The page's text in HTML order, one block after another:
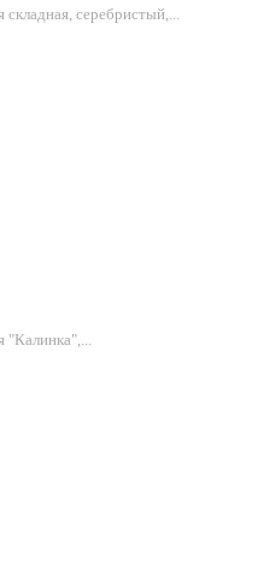
серебристый,...
"Калинка",...